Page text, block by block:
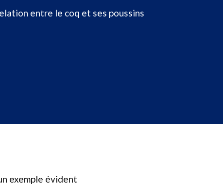
entre le coq et ses poussins
exemple évident